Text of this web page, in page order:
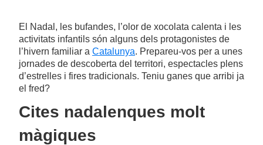
El Nadal, les bufandes, l’olor de xocolata calenta i les
activitats infantils són alguns dels protagonistes de
l’hivern familiar a Catalunya. Prepareu-vos per a unes
jornades de descoberta del territori, espectacles plens
d’estrelles i fires tradicionals. Teniu ganes que arribi ja
el fred?
Cites nadalenques molt
màgiques